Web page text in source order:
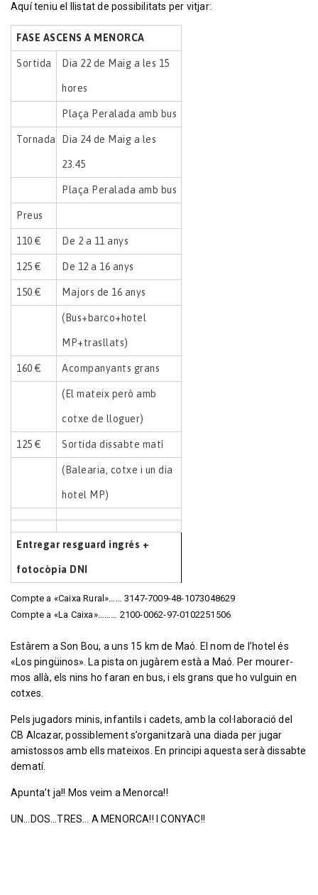
Aquí teniu el llistat de possibilitats per vitjar:
FASE ASCENS A MENORCA
Sortida Dia 22 de Maig a les 15
hores
Plaça Peralada amb bus
Tornada Dia 24 de Maig a les
23.45
Plaça Peralada amb bus
Preus
110 € De 2 a 11 anys
125 € De 12 a 16 anys
150 € Majors de 16 anys
(Bus+barco+hotel
MP+trasllats)
160 € Acompanyants grans
(El mateix però amb
cotxe de lloguer)
125 € Sortida dissabte matí
(Balearia, cotxe i un dia
hotel MP)
Entregar resguard ingrés +
fotocòpia DNI
Compte a «Caixa Rural»…… 3147-7009-48-1073048629
Compte a «La Caixa»……… 2100-0062-97-0102251506
Estàrem a Son Bou, a uns 15 km de Maó. El nom de l’hotel és
«Los pingüinos». La pista on jugàrem està a Maó. Per mourer-
mos allà, els nins ho faran en bus, i els grans que ho vulguin en
cotxes.
Pels jugadors minis, infantils i cadets, amb la col·laboració del
CB Alcazar, possiblement s’organitzarà una diada per jugar
amistossos amb ells mateixos. En principi aquesta serà dissabte
dematí.
Apunta’t ja!! Mos veim a Menorca!!
UN…DOS…TRES… A MENORCA!! I CONYAC!!